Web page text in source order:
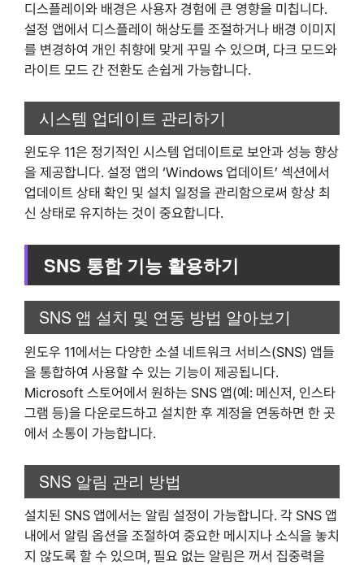
디스플레이와 배경은 사용자 경험에 큰 영향을 미칩니다.
설정 앱에서 디스플레이 해상도를 조절하거나 배경 이미지
를 변경하여 개인 취향에 맞게 꾸밀 수 있으며, 다크 모드와
라이트 모드 간 전환도 손쉽게 가능합니다.
시스템 업데이트 관리하기
윈도우 11은 정기적인 시스템 업데이트로 보안과 성능 향상
을 제공합니다. 설정 앱의 ‘Windows 업데이트’ 섹션에서
업데이트 상태 확인 및 설치 일정을 관리함으로써 항상 최
신 상태로 유지하는 것이 중요합니다.
SNS 통합 기능 활용하기
SNS 앱 설치 및 연동 방법 알아보기
윈도우 11에서는 다양한 소셜 네트워크 서비스(SNS) 앱들
을 통합하여 사용할 수 있는 기능이 제공됩니다.
Microsoft 스토어에서 원하는 SNS 앱(예: 메신저, 인스타
그램 등)을 다운로드하고 설치한 후 계정을 연동하면 한 곳
에서 소통이 가능합니다.
SNS 알림 관리 방법
설치된 SNS 앱에서는 알림 설정이 가능합니다. 각 SNS 앱
내에서 알림 옵션을 조절하여 중요한 메시지나 소식을 놓치
지 않도록 할 수 있으며, 필요 없는 알림은 꺼서 집중력을